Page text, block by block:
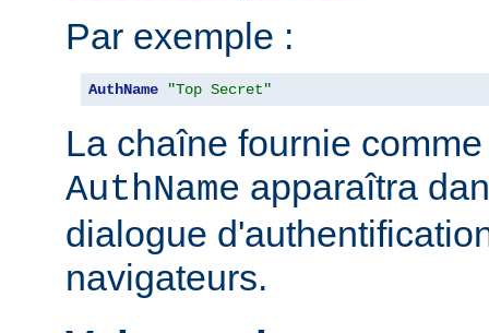
Par exemple :
AuthName "Top Secret"
La chaîne fournie
AuthName apparaîtra
dialogue
navigateurs.